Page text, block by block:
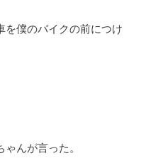
を僕のバイクの前につけ
んが言った。